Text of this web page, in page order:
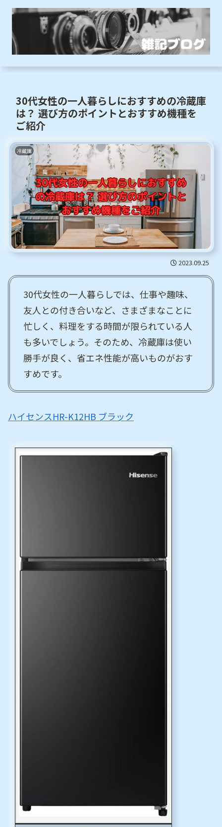
30代女性の一人暮らしにおすすめの冷蔵庫
は？ 選び方のポイントとおすすめ機種を
ご紹介
冷蔵庫
2023.09.25
30代女性の一人暮らしでは、仕事や趣味、
友人との付き合いなど、さまざまなことに
忙しく、料理をする時間が限られている人
も多いでしょう。そのため、冷蔵庫は使い
勝手が良く、省エネ性能が高いものがおす
すめです。
ハイセンスHR-K12HB ブラック